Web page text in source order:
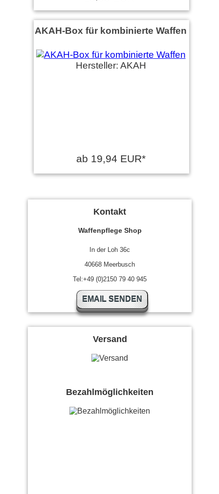
AKAH-Box für kombinierte Waffen
Hersteller: AKAH
ab 19,94 EUR*
Kontakt
Waffenpflege Shop
In der Loh 36c
40668 Meerbusch
Tel:+49 (0)2150 79 40 945
EMAIL SENDEN
Versand
Bezahlmöglichkeiten